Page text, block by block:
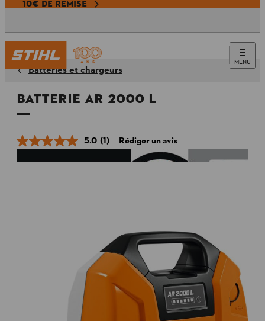
10€ DE REMISE
MENU
Batteries et chargeurs
Batterie AR 2000 L
5.0 (1) Rédiger un avis